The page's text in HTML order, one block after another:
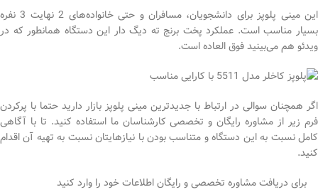
این مینی پلوپز برای دانشجویان، مسافران و حتی خانواده‌های 2 نهایت 3 نفره
بسیار مناسب است. عملکرد پخت برنج ته دیگ دار این دستگاه همانطور که در
ویدئو هم می‌بینید فوق العاده است.
اگر همچنان سوالی در ارتباط با جدیدترین مینی پلوپز بازار دارید حتما با پرکردن
فرم زیر از مشاوره رایگان و تخصصی کارشناسان ما استفاده کنید. تا با آگاهی
کامل نسبت به این دستگاه و متناسب بودن با نیازهایتان نسبت به تهیه آن اقدام
کنید.
برای دریافت مشاوره تخصصی و رایگان اطلاعات خود را وارد کنید